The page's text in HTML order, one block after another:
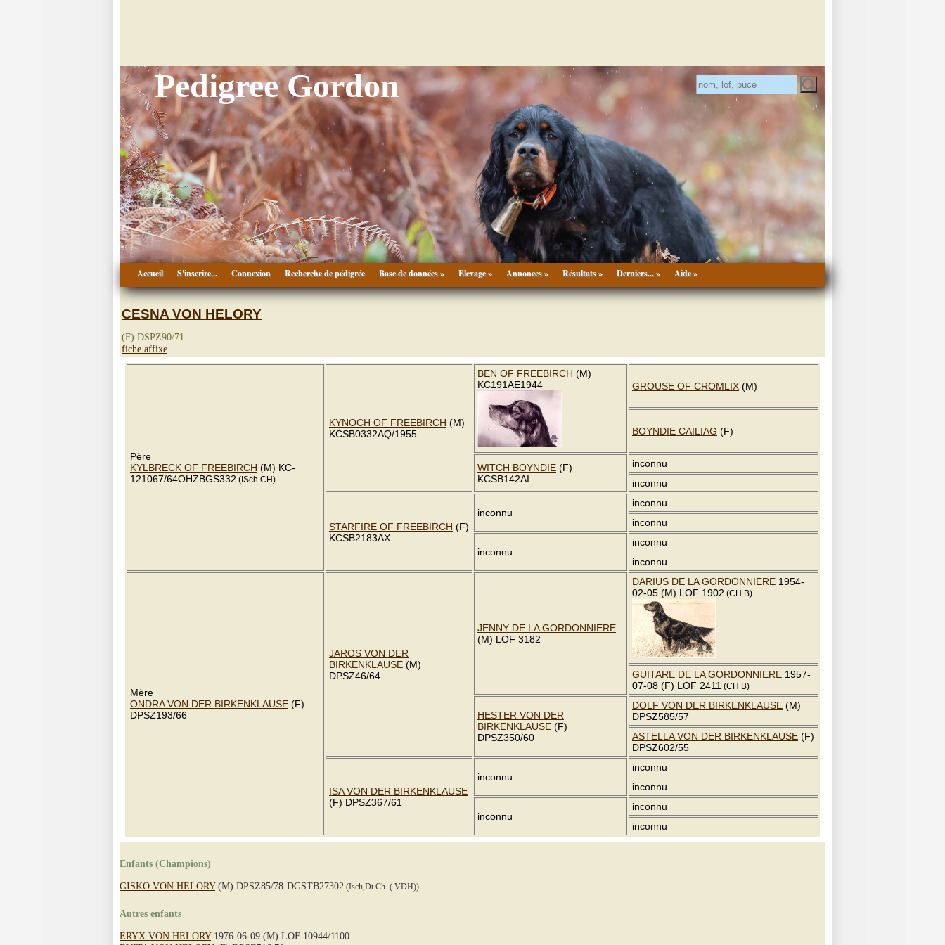
Pedigree Gordon
Accueil S'inscrire... Connexion Recherche de pédigrée Base de données » Elevage » Annonces » Résultats » Derniers... » Aide »
CESNA VON HELORY
(F) DSPZ90/71
fiche affixe
Père
KYLBRECK OF FREEBIRCH (M) KC-
121067/64OHZBGS332 (ISch.CH)
KYNOCH OF FREEBIRCH (M)
KCSB0332AQ/1955
BEN OF FREEBIRCH (M)
KC191AE1944
GROUSE OF CROMLIX (M)
BOYNDIE CAILIAG (F)
WITCH BOYNDIE (F)
KCSB142AI
inconnu
inconnu
STARFIRE OF FREEBIRCH (F)
KCSB2183AX
inconnu
inconnu
inconnu
inconnu
inconnu
inconnu
Mère
ONDRA VON DER BIRKENKLAUSE (F)
DPSZ193/66
JAROS VON DER
BIRKENKLAUSE (M)
DPSZ46/64
JENNY DE LA GORDONNIERE
(M) LOF 3182
DARIUS DE LA GORDONNIERE 1954-
02-05 (M) LOF 1902 (CH B)
GUITARE DE LA GORDONNIERE 1957-
07-08 (F) LOF 2411 (CH B)
HESTER VON DER
BIRKENKLAUSE (F)
DPSZ350/60
DOLF VON DER BIRKENKLAUSE (M)
DPSZ585/57
ASTELLA VON DER BIRKENKLAUSE (F)
DPSZ602/55
ISA VON DER BIRKENKLAUSE
(F) DPSZ367/61
inconnu
inconnu
inconnu
inconnu
inconnu
inconnu
Enfants (Champions)
GISKO VON HELORY(M) DPSZ85/78-DGSTB27302 (Isch,Dt.Ch. ( VDH))
Autres enfants
ERYX VON HELORY1976-06-09 (M) LOF 10944/1100